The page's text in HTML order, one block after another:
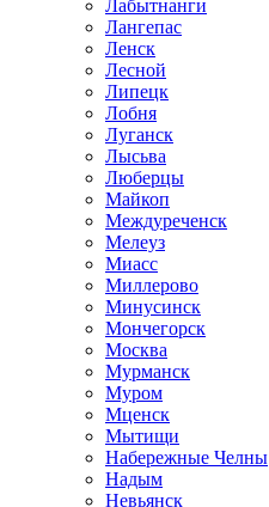
Лабытнанги
Лангепас
Ленск
Лесной
Липецк
Лобня
Луганск
Лысьва
Люберцы
Майкоп
Междуреченск
Мелеуз
Миасс
Миллерово
Минусинск
Мончегорск
Москва
Мурманск
Муром
Мценск
Мытищи
Набережные Челны
Надым
Невьянск